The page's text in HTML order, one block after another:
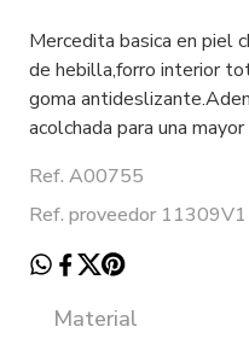
Mercedita basica en piel
de hebilla,forro interior
goma
acolchada para una
Ref. A00755
Ref. proveedor 11309V1
Material